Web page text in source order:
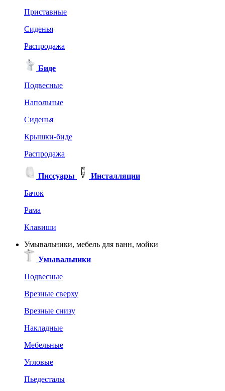
Приставные
Сиденья
Распродажа
Биде
Подвесные
Напольные
Сиденья
Крышки-биде
Распродажа
Писсуары
Инсталляции
Бачок
Рама
Клавиши
Умывальники, мебель для ванн, мойки
Умывальники
Подвесные
Врезные сверху
Врезные снизу
Накладные
Мебельные
Угловые
Пьедесталы